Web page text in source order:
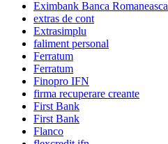
Eximbank Banca Romaneasca
extras de cont
Extrasimplu
faliment personal
Ferratum
Ferratum
Finopro IFN
firma recuperare creante
First Bank
First Bank
Flanco